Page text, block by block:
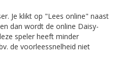
Je klikt op "Lees online" naast
dan wordt de online Daisy-
speler heeft minder
de voorleessnelheid niet